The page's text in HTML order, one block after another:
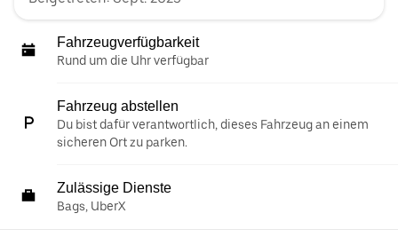
Fahrzeugverfügbarkeit
Rund um die Uhr verfügbar
Fahrzeug abstellen
Du bist dafür verantwortlich, dieses Fahrzeug an einem
sicheren Ort zu parken.
Zulässige Dienste
Bags, UberX